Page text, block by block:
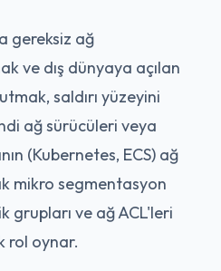
gereksiz ağ
ve dış dünyaya açılan
saldırı yüzeyini
ağ sürücüleri veya
(Kubernetes, ECS) ağ
mikro segmentasyon
grupları ve ağ ACL'leri
rol oynar.